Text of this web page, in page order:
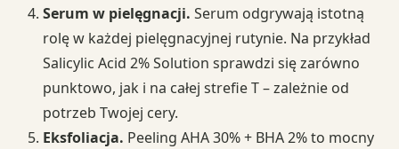
Serum w pielęgnacji. Serum odgrywają istotną
rolę w każdej pielęgnacyjnej rutynie. Na przykład
Salicylic Acid 2% Solution sprawdzi się zarówno
punktowo, jak i na całej strefie T – zależnie od
potrzeb Twojej cery.
Eksfoliacja. Peeling AHA 30% + BHA 2% to mocny